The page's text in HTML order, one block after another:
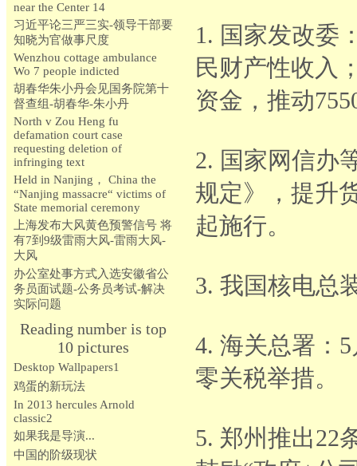
near the Center 14
习近平论三严三实-领导干部要
知晓为官做事尺度
Wenzhou cottage ambulance
Wo 7 people indicted
胡春华朱小丹会见国务院第十
督查组-胡春华-朱小丹
North v Zou Heng fu
defamation court case
requesting deletion of
infringing text
Held in Nanjing， China the
“Nanjing massacre“ victims of
State memorial ceremony
上海发布大风黄色预警信号 将
有7到9级雷雨大风-雷雨大风-
大风
办公室处事方式入选安徽省公
务员面试题-公务员考试-解决
实际问题
Reading number is top
10 pictures
Desktop Wallpapers1
鸡蛋的新玩法
In 2013 hercules Arnold
classic2
如果我是导演...
中国的阶级现状
1. 国家发改委
民财产性收入
资金，推动
2. 国家网信办
规定》，提升
起施行。
3. 我国核电总
4. 海关总署：
零关税举措。
5. 郑州推出22